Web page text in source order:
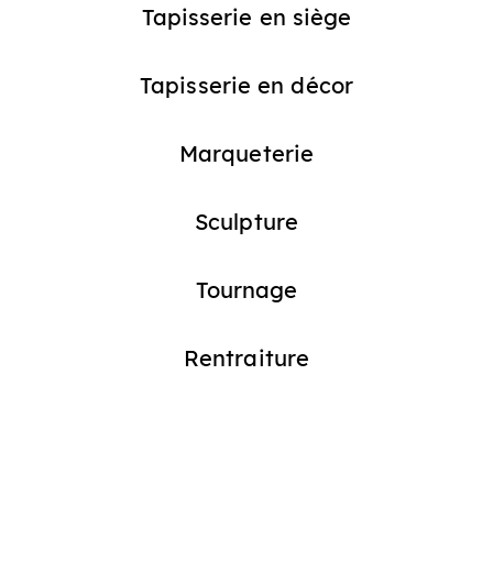
Tapisserie en siège
Tapisserie en décor
Marqueterie
Sculpture
Tournage
Rentraiture